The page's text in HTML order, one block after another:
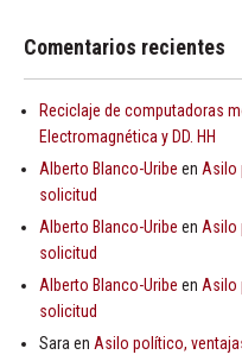
Comentarios recientes
Reciclaje de computadoras
Electromagnética y DD. HH
Alberto Blanco-Uribe en Asilo
solicitud
Alberto Blanco-Uribe en Asilo
solicitud
Alberto Blanco-Uribe en Asilo
solicitud
Sara en Asilo político,